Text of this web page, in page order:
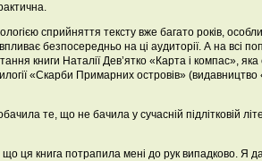
сприйняття тексту вже багато років,
безпосередньо на ці аудиторії. А на всі
книги Наталії Дев’ятко «Карта і компас»,
«Скарби Примарних островів»
те, що не бачила у сучасній підлітковій
ця книга потрапила мені до рук випадково. Я